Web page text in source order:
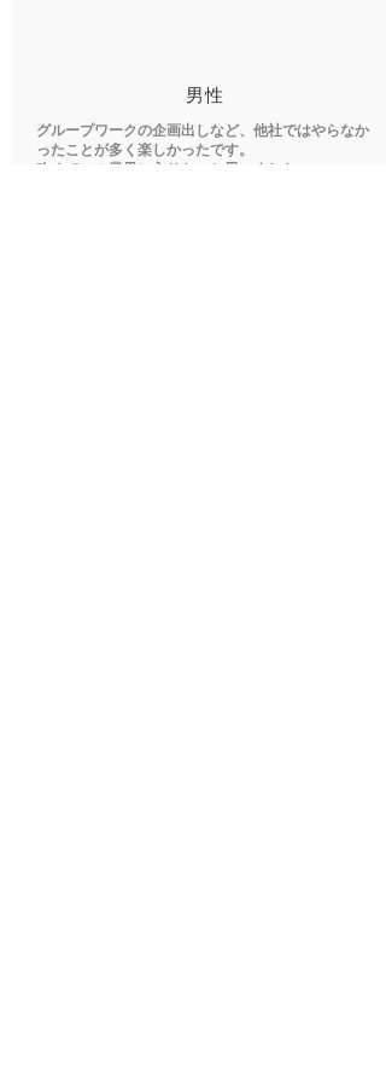
​男性
グループワークの企画出しなど、他社ではやらなか
ったことが多く楽しかったです。
改めてこの業界に入りたいと思いました。